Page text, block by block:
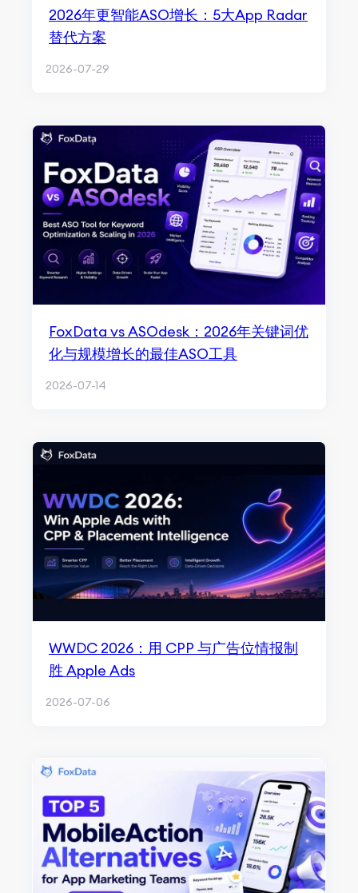
2026年更智能ASO增长：5大App Radar
替代方案
2026-07-29
FoxData vs ASOdesk：2026年关键词优
化与规模增长的最佳ASO工具
2026-07-14
WWDC 2026：用 CPP 与广告位情报制
胜 Apple Ads
2026-07-06